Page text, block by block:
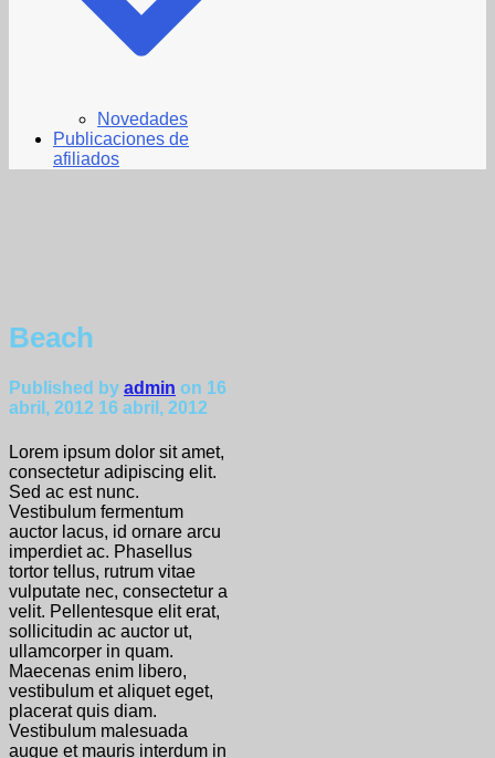
Novedades
Publicaciones de
afiliados
Beach
Published by admin on 16
abril, 2012 16 abril, 2012
Lorem ipsum dolor sit amet,
consectetur adipiscing elit.
Sed ac est nunc.
Vestibulum fermentum
auctor lacus, id ornare arcu
imperdiet ac. Phasellus
tortor tellus, rutrum vitae
vulputate nec, consectetur a
velit. Pellentesque elit erat,
sollicitudin ac auctor ut,
ullamcorper in quam.
Maecenas enim libero,
vestibulum et aliquet eget,
placerat quis diam.
Vestibulum malesuada
augue et mauris interdum in